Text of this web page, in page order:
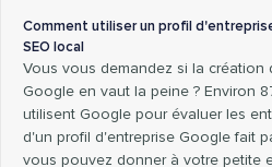
Comment utiliser un profil
SEO local
Vous vous demandez si la création
Google en vaut la peine ? Environ
utilisent Google pour évaluer les
d'un profil d'entreprise Google fait
vous pouvez donner à votre petite